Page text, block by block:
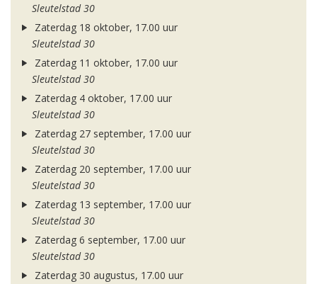
Sleutelstad 30
Zaterdag 18 oktober, 17.00 uur
Sleutelstad 30
Zaterdag 11 oktober, 17.00 uur
Sleutelstad 30
Zaterdag 4 oktober, 17.00 uur
Sleutelstad 30
Zaterdag 27 september, 17.00 uur
Sleutelstad 30
Zaterdag 20 september, 17.00 uur
Sleutelstad 30
Zaterdag 13 september, 17.00 uur
Sleutelstad 30
Zaterdag 6 september, 17.00 uur
Sleutelstad 30
Zaterdag 30 augustus, 17.00 uur